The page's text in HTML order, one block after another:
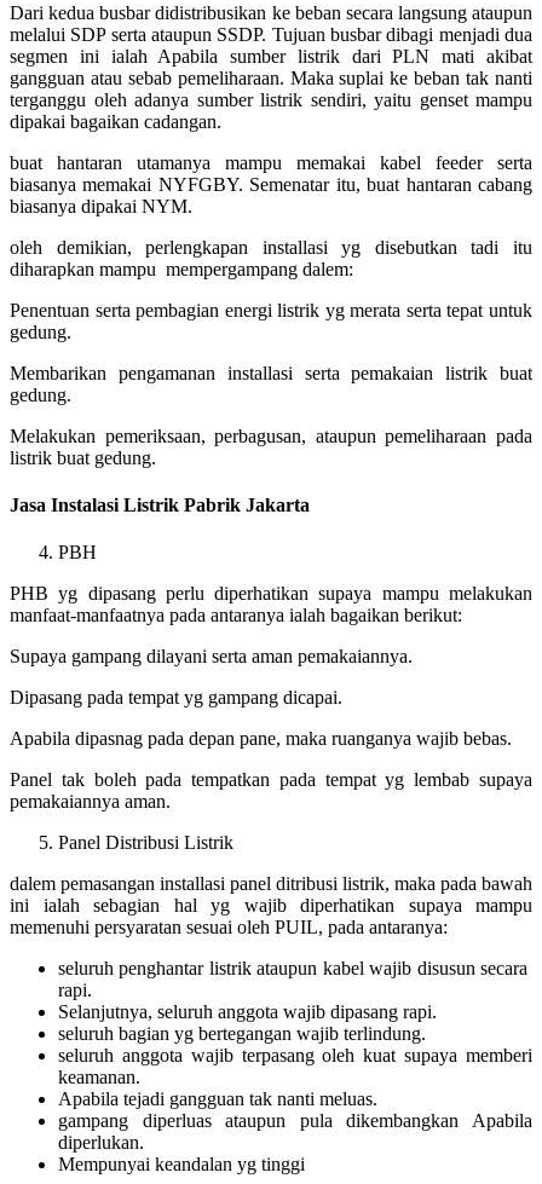
Dari kedua busbar didistribusikan ke beban secara langsung ataupun
melalui SDP serta ataupun SSDP. Tujuan busbar dibagi menjadi dua
segmen ini ialah Apabila sumber listrik dari PLN mati akibat
gangguan atau sebab pemeliharaan. Maka suplai ke beban tak nanti
terganggu oleh adanya sumber listrik sendiri, yaitu genset mampu
dipakai bagaikan cadangan.
buat hantaran utamanya mampu memakai kabel feeder serta
biasanya memakai NYFGBY. Semenatar itu, buat hantaran cabang
biasanya dipakai NYM.
oleh demikian, perlengkapan installasi yg disebutkan tadi itu
diharapkan mampu mempergampang dalem:
Penentuan serta pembagian energi listrik yg merata serta tepat untuk
gedung.
Membarikan pengamanan installasi serta pemakaian listrik buat
gedung.
Melakukan pemeriksaan, perbagusan, ataupun pemeliharaan pada
listrik buat gedung.
Jasa Instalasi Listrik Pabrik Jakarta
PBH
PHB yg dipasang perlu diperhatikan supaya mampu melakukan
manfaat-manfaatnya pada antaranya ialah bagaikan berikut:
Supaya gampang dilayani serta aman pemakaiannya.
Dipasang pada tempat yg gampang dicapai.
Apabila dipasnag pada depan pane, maka ruanganya wajib bebas.
Panel tak boleh pada tempatkan pada tempat yg lembab supaya
pemakaiannya aman.
Panel Distribusi Listrik
dalem pemasangan installasi panel ditribusi listrik, maka pada bawah
ini ialah sebagian hal yg wajib diperhatikan supaya mampu
memenuhi persyaratan sesuai oleh PUIL, pada antaranya:
seluruh penghantar listrik ataupun kabel wajib disusun secara
rapi.
Selanjutnya, seluruh anggota wajib dipasang rapi.
seluruh bagian yg bertegangan wajib terlindung.
seluruh anggota wajib terpasang oleh kuat supaya memberi
keamanan.
Apabila tejadi gangguan tak nanti meluas.
gampang diperluas ataupun pula dikembangkan Apabila
diperlukan.
Mempunyai keandalan yg tinggi